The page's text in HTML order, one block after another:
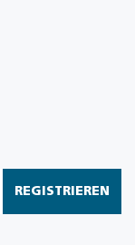
REGISTRIEREN